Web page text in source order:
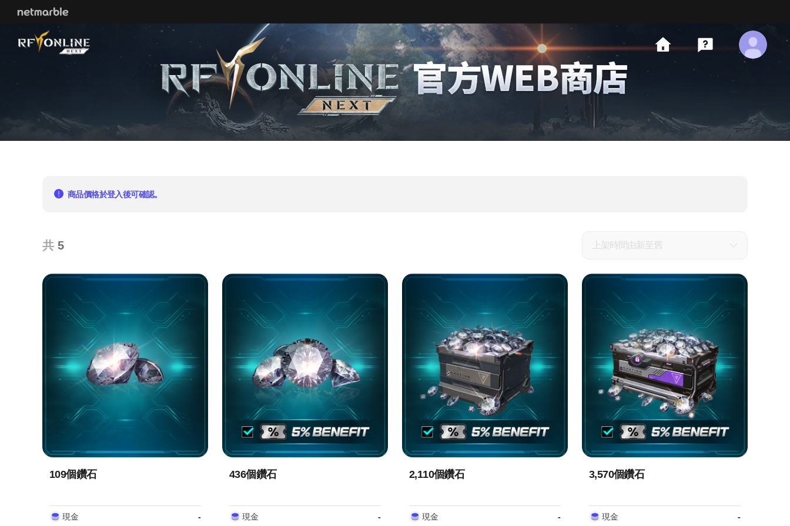
Skip Navigation
商品價格於登入後可確認。
共 5
109個鑽石
現金 -
436個鑽石
現金 -
2,110個鑽石
現金 -
3,570個鑽石
現金 -